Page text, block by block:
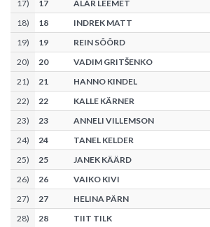
17) 17
ALAR LEEMET
18) 18
INDREK MATT
19) 19
REIN SÕÕRD
20) 20
VADIM GRITŠENKO
21) 21
HANNO KINDEL
22) 22
KALLE KÄRNER
23) 23
ANNELI VILLEMSON
24) 24
TANEL KELDER
25) 25
JANEK KÄÄRD
26) 26
VAIKO KIVI
27) 27
HELINA PÄRN
28) 28
TIIT TILK